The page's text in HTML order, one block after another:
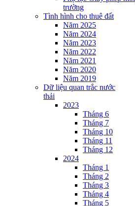
trường
Tình hình cho thuê đất
Năm 2025
Năm 2024
Năm 2023
Năm 2022
Năm 2021
Năm 2020
Năm 2019
Dữ liệu quan trắc nước
thải
2023
Tháng 6
Tháng 7
Tháng 10
Tháng 11
Tháng 12
2024
Tháng 1
Tháng 2
Tháng 3
Tháng 4
Tháng 5